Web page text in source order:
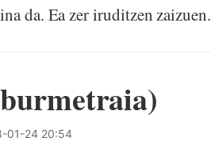
da. Ea zer iruditzen zaizuen.
01-24 20:54